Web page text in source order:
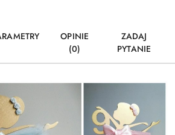
OPINIE
(0)
ZADAJ
PYTANIE